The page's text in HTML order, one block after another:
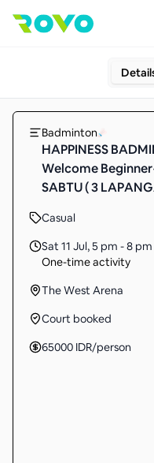
Badminton
HAPPINESS
Welcome
SABTU ( 3
Casual
Sat 11 Jul,5 pm - 8 pm
One-time activity
The West Arena
Court booked
65000 IDR/person